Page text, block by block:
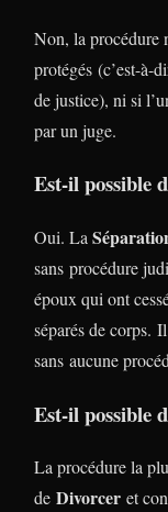
Non, la procédure
protégés (c’est-à-
de justice), ni si
par un juge.
Est-il possible
Oui. La
sans procédure
époux qui ont
séparés de corps.
sans aucune
Est-il possible
La procédure la
de Divorcer et